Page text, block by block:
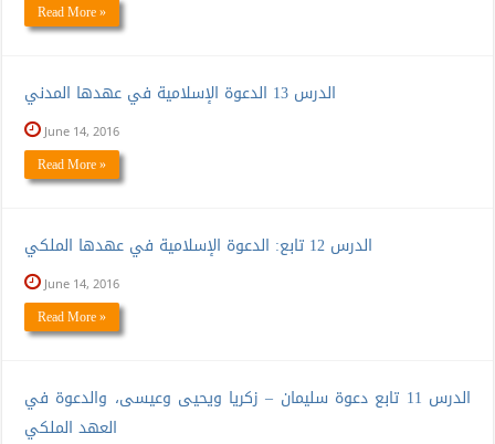
Read More »
الدرس 13 الدعوة الإسلامية في عهدها المدني
June 14, 2016
Read More »
الدرس 12 تابع: الدعوة الإسلامية في عهدها الملكي
June 14, 2016
Read More »
الدرس 11 تابع دعوة سليمان – زكريا ويحيى وعيسى، والدعوة في
العهد الملكي